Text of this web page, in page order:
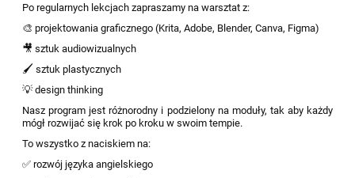
Po regularnych lekcjach zapraszamy na warsztat z:
🎨 projektowania graficznego (Krita, Adobe, Blender, Canva, Figma)
🎥 sztuk audiowizualnych
🖌 sztuk plastycznych
💡 design thinking
Nasz program jest różnorodny i podzielony na moduły, tak aby każdy
mógł rozwijać się krok po kroku w swoim tempie.
To wszystko z naciskiem na:
✅ rozwój języka angielskiego